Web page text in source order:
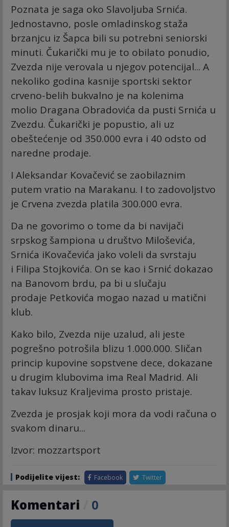
Poznata je saga oko Slavoljuba Srnića.
Jednostavno, posle omladinskog staža
brzanjcu iz Šapca bili su potrebni seniorski
minuti. Čukarički mu je to obilato ponudio,
Zvezda nije verovala u njegov potencijal... A
nekoliko godina kasnije sportski sektor
crveno-belih bukvalno je na kolenima
molio Dragana Obradovića da pusti Srnića u
Zvezdu. Čukarički je popustio, ali uz
obeštećenje od 350.000 evra i 40 odsto od
naredne prodaje.
I Aleksandar Kovačević se zaobilaznim
putem vratio na Marakanu. I to zadovoljstvo
je Crvena zvezda platila 300.000 evra.
Da ne govorimo o tome da bi navijači
srpskog šampiona u društvo Miloševića,
Srnića iKovačevića jako voleli da svrstaju
i Filipa Stojkovića. On se kao i Srnić dokazao
na Banovom brdu, pa bi u slučaju
prodaje Petkovića mogao nazad u matični
klub.
Kako bilo, Zvezda nije uzalud, ali jeste
pogrešno potrošila blizu 1.000.000. Sličan
princip kupovine sopstvene dece, dokazane
u drugim klubovima ima Real Madrid. Ali
takav luksuz Kraljevima prosto pristaje.
Zvezda je prosjak koji mora da vodi računa o
svakom dinaru...
Izvor: mozzartsport
Podijelite vijest: Facebook Twitter
Komentari 0